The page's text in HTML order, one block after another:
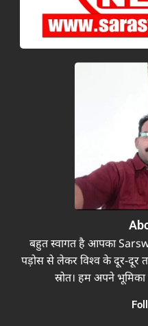
बहुत स्वागत है आपका
पड़ोस से लेकर विश्व के दूर-
स्रोत। हम अपने